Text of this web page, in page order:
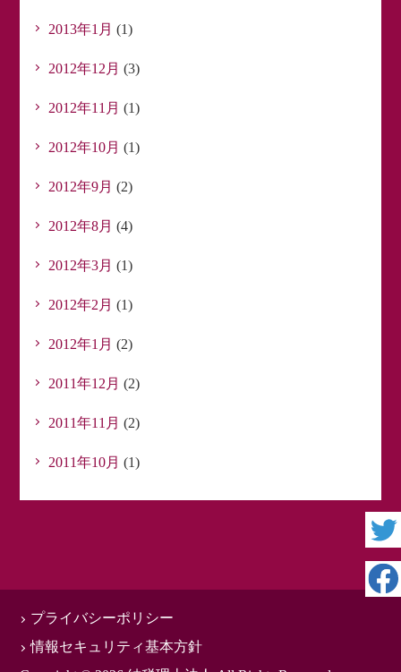
2013年1月 (1)
2012年12月 (3)
2012年11月 (1)
2012年10月 (1)
2012年9月 (2)
2012年8月 (4)
2012年3月 (1)
2012年2月 (1)
2012年1月 (2)
2011年12月 (2)
2011年11月 (2)
2011年10月 (1)
プライバシーポリシー
情報セキュリティ基本方針